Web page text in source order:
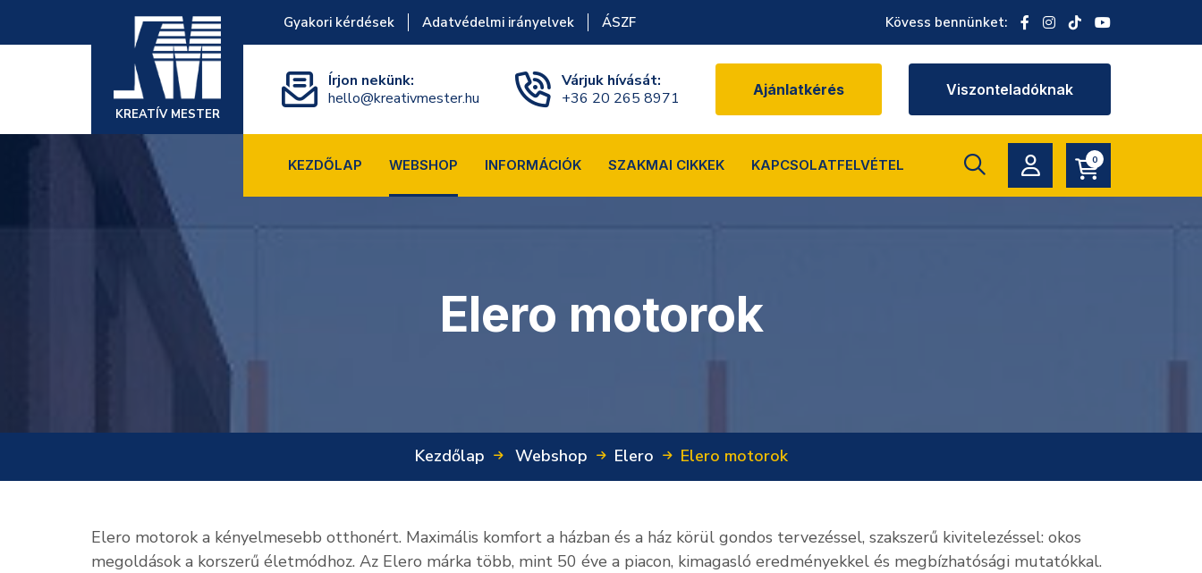
Gyakori kérdések Adatvédelmi irányelvek ÁSZF Kövess bennünket:
KREATÍV MESTER
Írjon nekünk:
hello@kreativmester.hu
Várjuk hívását:
+36 20 265 8971
Ajánlatkérés Viszonteladóknak
KEZDŐLAP WEBSHOP INFORMÁCIÓK SZAKMAI CIKKEK KAPCSOLATFELVÉTEL 0
Elero motorok
Kezdőlap Webshop Elero Elero motorok
Elero motorok a kényelmesebb otthonért. Maximális komfort a házban és a ház körül gondos tervezéssel, szakszerű kivitelezéssel: okos
megoldások a korszerű életmódhoz. Az Elero márka több, mint 50 éve a piacon, kimagasló eredményekkel és megbízhatósági mutatókkal.